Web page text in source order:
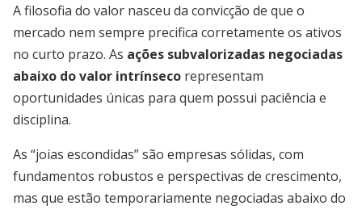
A filosofia do valor nasceu da convicção de que o
mercado nem sempre precifica corretamente os ativos
no curto prazo. As ações subvalorizadas negociadas
abaixo do valor intrínseco representam
oportunidades únicas para quem possui paciência e
disciplina.
As “joias escondidas” são empresas sólidas, com
fundamentos robustos e perspectivas de crescimento,
mas que estão temporariamente negociadas abaixo do